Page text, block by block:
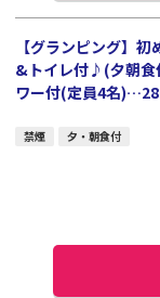
【グランピング】
&トイレ付♪(夕朝食
ワー付(定員4名
禁煙 夕・朝食付